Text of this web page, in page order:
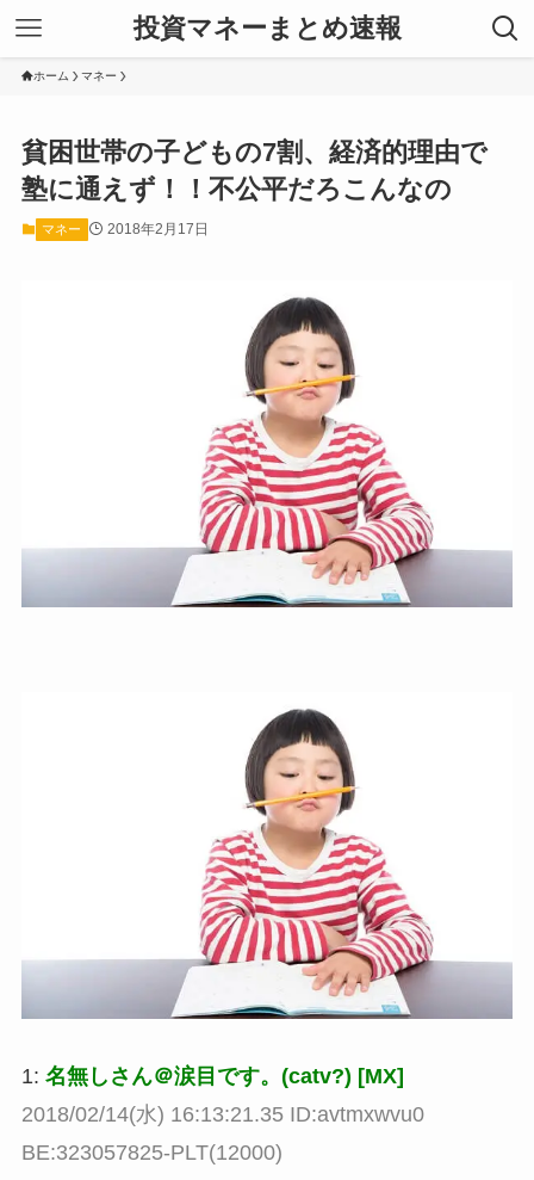
投資マネーまとめ速報
ホーム マネー
貧困世帯の子どもの7割、経済的理由で
塾に通えず！！不公平だろこんなの
マネー 2018年2月17日
1: 名無しさん＠涙目です。(catv?) [MX]
2018/02/14(水) 16:13:21.35 ID:avtmxwvu0
BE:323057825-PLT(12000)